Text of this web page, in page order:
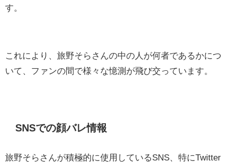
す。
これにより、旅野そらさんの中の人が何者であるかにつ
いて、ファンの間で様々な憶測が飛び交っています。
SNSでの顔バレ情報
旅野そらさんが積極的に使用しているSNS、特にTwitter